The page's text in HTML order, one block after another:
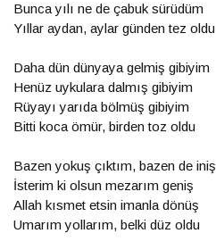
Bunca yılı ne de çabuk sürüdüm
Yıllar aydan, aylar günden tez oldu
Daha dün dünyaya gelmiş gibiyim
Henüz uykulara dalmış gibiyim
Rüyayı yarıda bölmüş gibiyim
Bitti koca ömür, birden toz oldu
Bazen yokuş çıktım, bazen de iniş
İsterim ki olsun mezarım geniş
Allah kısmet etsin imanla dönüş
Umarım yollarım, belki düz oldu